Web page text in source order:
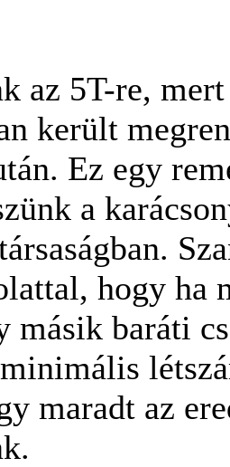
az 5T-re,
került
Ez egy
a
hogy ha
másik baráti
maradt az